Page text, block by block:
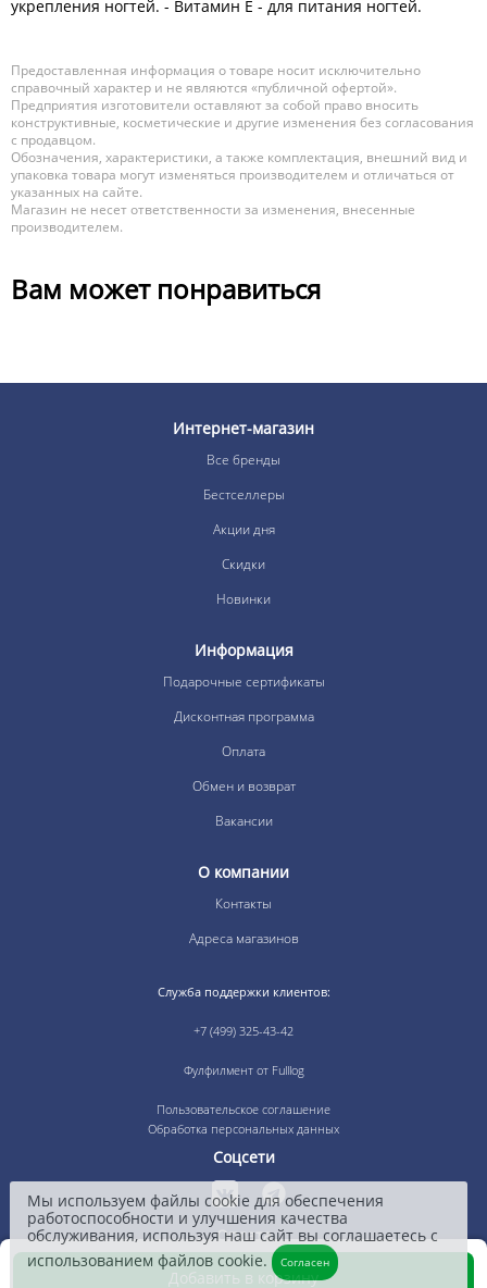
укрепления ногтей. - Вита­мин E - для питания ногтей.
Предоставленная информация о товаре носит исключительно
справочный характер и не являются «публичной офертой».
Предприятия изготовители оставляют за собой право вносить
конструктивные, косметические и другие изменения без согласования
с продавцом.
Обозначения, характеристики, а также комплектация, внешний вид и
упаковка товара могут изменяться производителем и отличаться от
указанных на сайте.
Магазин не несет ответственности за изменения, внесенные
производителем.
Вам может понравиться
Добавить в корзину
Интернет-магазин
Все бренды
Бестселлеры
Акции дня
Скидки
Новинки
Информация
Подарочные сертификаты
Дисконтная программа
Оплата
Обмен и возврат
Вакансии
О компании
Контакты
Адреса магазинов
Служба поддержки клиентов:
+7 (499) 325-43-42
Фулфилмент от Fulllog
Пользовательское соглашение
Обработка персональных данных
Соцсети
Оплата
Мы используем файлы cookie для обеспечения
работоспособности и улучшения качества
обслуживания, используя наш сайт вы соглашаетесь с
использованием файлов cookie.
Согласен